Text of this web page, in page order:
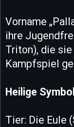
Vorname
ihre
Triton), die
Kampfspiel
Heilige
Tier: Die Eule